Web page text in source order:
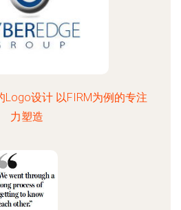
Logo设计 以FIRM为例的专注
力塑造